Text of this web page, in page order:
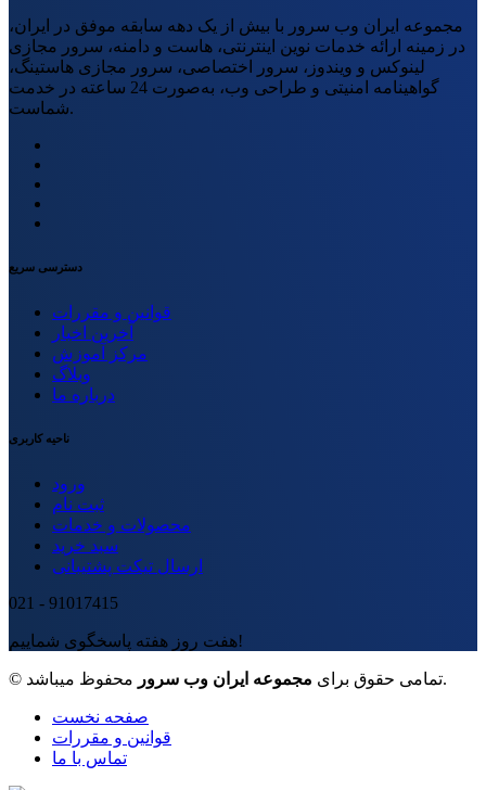
مجموعه ایران وب سرور با بیش از یک دهه سابقه موفق در ایران،
در زمینه ارائه خدمات نوین اینترنتی، هاست و دامنه، سرور مجازی
لینوکس و ویندوز، سرور اختصاصی، سرور مجازی هاستینگ،
گواهینامه امنیتی و طراحی وب، به‌صورت 24 ساعته در خدمت
شماست.
دسترسی سریع
قوانین و مقررات
آخرین اخبار
مرکز آموزش
وبلاگ
درباره ما
ناحیه کاربری
ورود
ثبت نام
محصولات و خدمات
سبد خرید
ارسال تیکت پشتیبانی
021 - 91017415
هفت روز هفته پاسخگوی شماییم!
© تمامی حقوق برای مجموعه ایران وب سرور محفوظ میباشد.
صفحه نخست
قوانین و مقررات
تماس با ما